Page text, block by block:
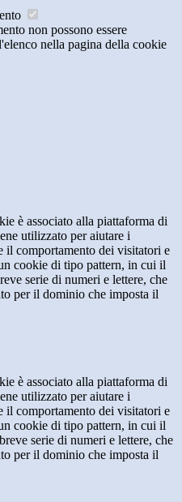
non possono essere
nella pagina della cookie
è associato alla piattaforma di
utilizzato per aiutare i
il comportamento dei visitatori e
cookie di tipo pattern, in cui il
serie di numeri e lettere, che
per il dominio che imposta il
è associato alla piattaforma di
utilizzato per aiutare i
il comportamento dei visitatori e
cookie di tipo pattern, in cui il
serie di numeri e lettere, che
per il dominio che imposta il